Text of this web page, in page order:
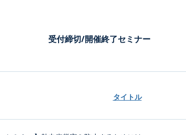
受付締切/開催終了セミナー
タイトル